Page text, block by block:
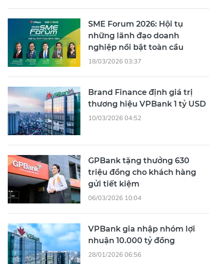
SME Forum 2026: Hội tụ
những lãnh đạo doanh
nghiệp nổi bật toàn cầu
18/03/2026 03:37
Brand Finance định giá trị
thương hiệu VPBank 1 tỷ USD
10/03/2026 04:52
GPBank tặng thưởng 630
triệu đồng cho khách hàng
gửi tiết kiệm
06/03/2026 10:04
VPBank gia nhập nhóm lợi
nhuận 10.000 tỷ đồng
28/01/2026 06:56